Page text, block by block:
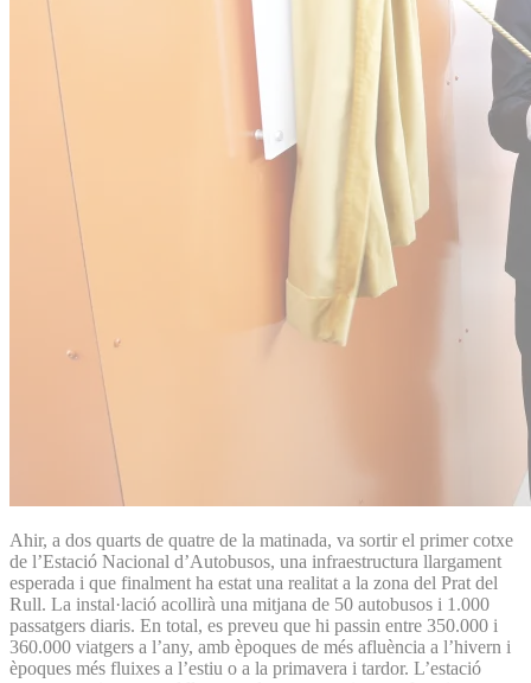
Ahir, a dos quarts de quatre de la matinada, va sortir el primer cotxe
de l’Estació Nacional d’Autobusos, una infraestructura llargament
esperada i que finalment ha estat una realitat a la zona del Prat del
Rull. La instal·lació acollirà una mitjana de 50 autobusos i 1.000
passatgers diaris. En total, es preveu que hi passin entre 350.000 i
360.000 viatgers a l’any, amb èpoques de més afluència a l’hivern i
èpoques més fluixes a l’estiu o a la primavera i tardor. L’estació